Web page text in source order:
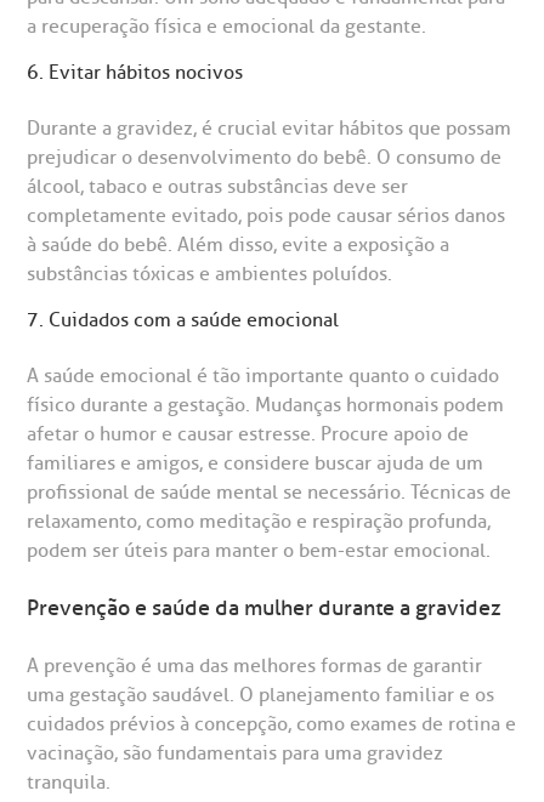
a recuperação física e emocional da gestante.
6. Evitar hábitos nocivos
Durante a gravidez, é crucial evitar hábitos que possam
prejudicar o desenvolvimento do bebê. O consumo de
álcool, tabaco e outras substâncias deve ser
completamente evitado, pois pode causar sérios danos
à saúde do bebê. Além disso, evite a exposição a
substâncias tóxicas e ambientes poluídos.
7. Cuidados com a saúde emocional
A saúde emocional é tão importante quanto o cuidado
físico durante a gestação. Mudanças hormonais podem
afetar o humor e causar estresse. Procure apoio de
familiares e amigos, e considere buscar ajuda de um
profissional de saúde mental se necessário. Técnicas de
relaxamento, como meditação e respiração profunda,
podem ser úteis para manter o bem-estar emocional.
Prevenção e saúde da mulher durante a gravidez
A prevenção é uma das melhores formas de garantir
uma gestação saudável. O planejamento familiar e os
cuidados prévios à concepção, como exames de rotina e
vacinação, são fundamentais para uma gravidez
tranquila.